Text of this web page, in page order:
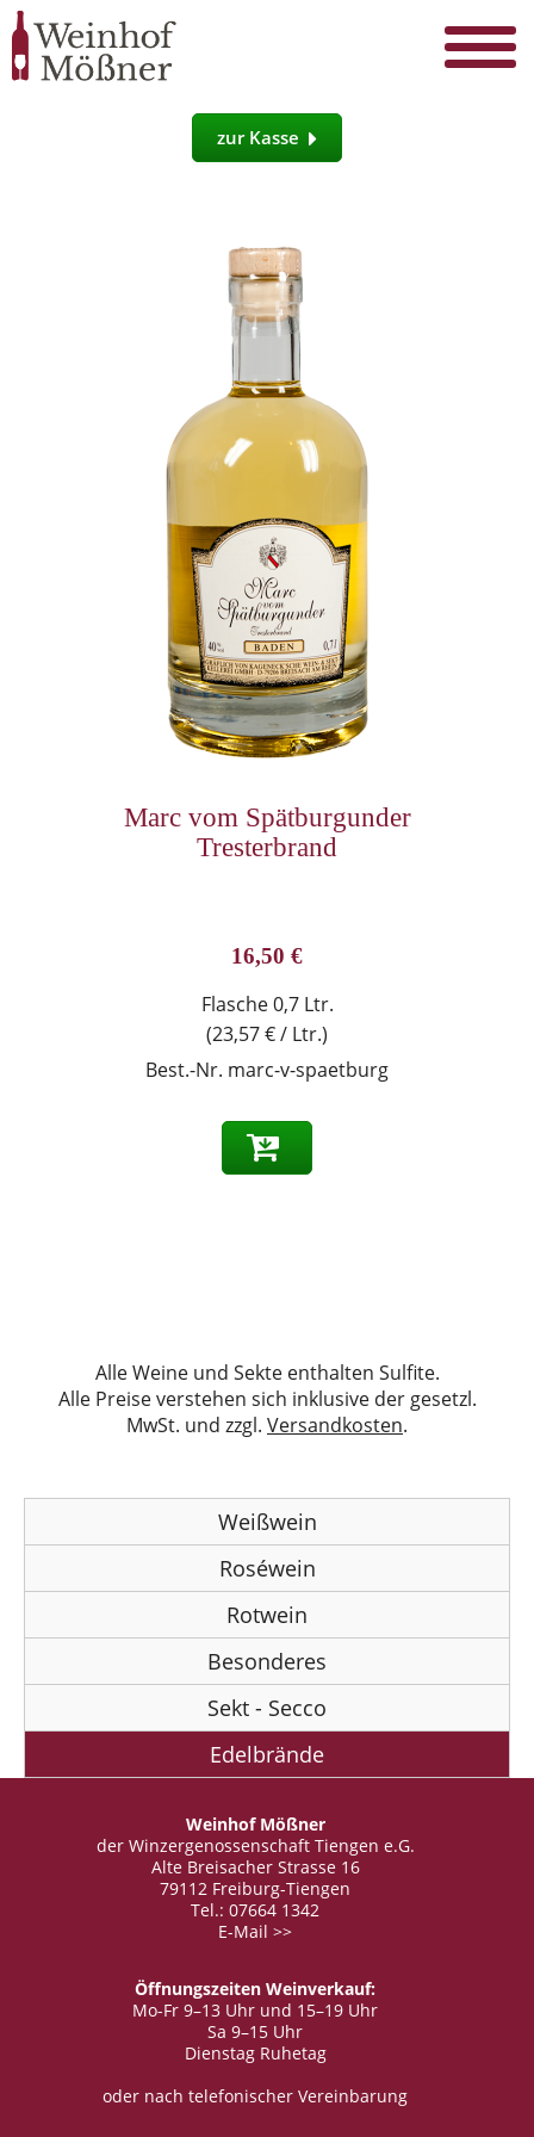
zur Kasse
Marc vom Spätburgunder
Tresterbrand
16,50 €
Flasche 0,7 Ltr.
(23,57 € / Ltr.)
Best.-Nr. marc-v-spaetburg
Alle Weine und Sekte enthalten Sulfite.
Alle Preise verstehen sich inklusive der gesetzl.
MwSt. und zzgl. Versandkosten.
Weißwein
Roséwein
Rotwein
Besonderes
Sekt - Secco
Edelbrände
Weinhof Mößner
der Winzergenossenschaft Tiengen e.G.
Alte Breisacher Strasse 16
79112 Freiburg-Tiengen
Tel.: 07664 1342
E-Mail >>
Öffnungszeiten Weinverkauf:
Mo-Fr 9–13 Uhr und 15–19 Uhr
Sa 9–15 Uhr
Dienstag Ruhetag
oder nach telefonischer Vereinbarung